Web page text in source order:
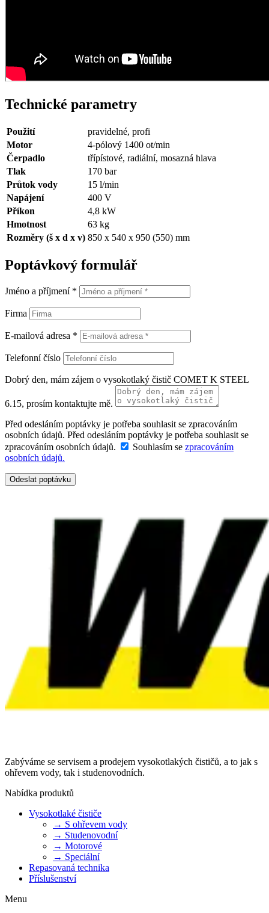
Technické parametry
Použití
pravidelné, profi
Motor
4-pólový 1400 ot/min
Čerpadlo
třípístové, radiální, mosazná hlava
Tlak
170 bar
Průtok vody
15 l/min
Napájení
400 V
Příkon
4,8 kW
Hmotnost
63 kg
Rozměry (š x d x v) 850 x 540 x 950 (550) mm
Poptávkový formulář
Jméno a příjmení *
Firma
E-mailová adresa *
Telefonní číslo
Dobrý den, mám zájem o vysokotlaký čistič COMET K STEEL
6.15, prosím kontaktujte mě.
Před odesláním poptávky je potřeba souhlasit se zpracováním
osobních údajů. Před odesláním poptávky je potřeba souhlasit se
zpracováním osobních údajů.
Souhlasím se zpracováním
osobních údajů.
Odeslat poptávku
Zabýváme se servisem a prodejem vysokotlakých čističů, a to jak s
ohřevem vody, tak i studenovodních.
Nabídka produktů
Vysokotlaké čističe
→ S ohřevem vody
→ Studenovodní
→ Motorové
→ Speciální
Repasovaná technika
Příslušenství
Menu